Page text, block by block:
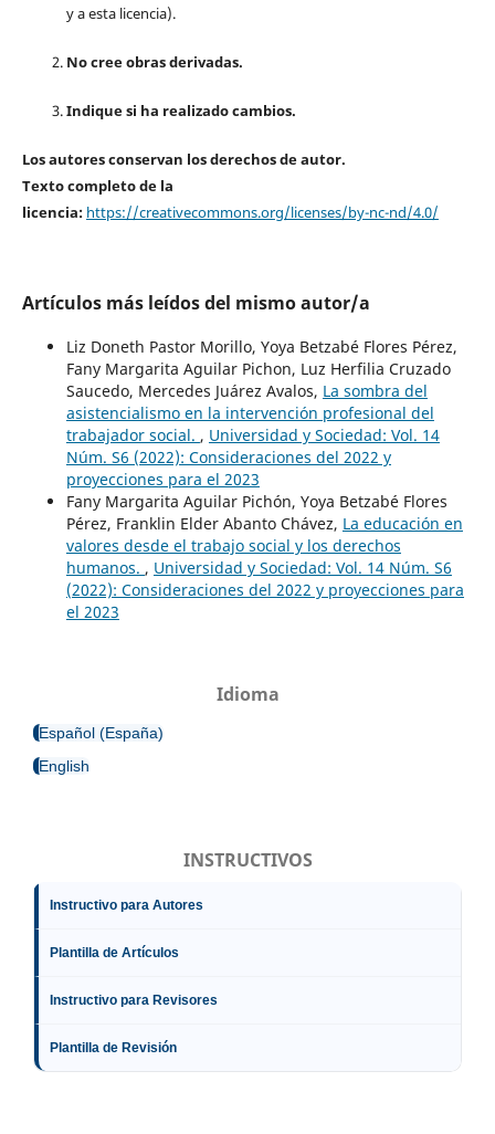
y a esta licencia).
No cree obras derivadas.
Indique si ha realizado cambios.
Los autores conservan los derechos de autor.
Texto completo de la
licencia: https://creativecommons.org/licenses/by-nc-nd/4.0/
Artículos más leídos del mismo autor/a
Liz Doneth Pastor Morillo, Yoya Betzabé Flores Pérez,
Fany Margarita Aguilar Pichon, Luz Herfilia Cruzado
Saucedo, Mercedes Juárez Avalos, La sombra del
asistencialismo en la intervención profesional del
trabajador social. , Universidad y Sociedad: Vol. 14
Núm. S6 (2022): Consideraciones del 2022 y
proyecciones para el 2023
Fany Margarita Aguilar Pichón, Yoya Betzabé Flores
Pérez, Franklin Elder Abanto Chávez, La educación en
valores desde el trabajo social y los derechos
humanos. , Universidad y Sociedad: Vol. 14 Núm. S6
(2022): Consideraciones del 2022 y proyecciones para
el 2023
Idioma
Español (España)
English
INSTRUCTIVOS
Instructivo para Autores
Plantilla de Artículos
Instructivo para Revisores
Plantilla de Revisión